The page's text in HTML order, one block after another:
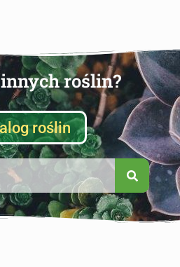
roślin?
roślin